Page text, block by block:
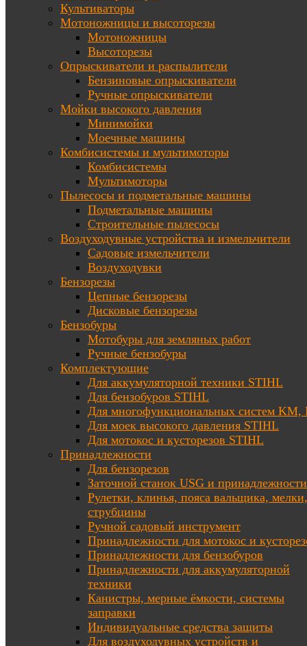
Культиваторы
Мотоножницы и высоторезы
Мотоножницы
Высоторезы
Опрыскиватели и распылители
Бензиновые опрыскиватели
Ручные опрыскиватели
Мойки высокого давления
Минимойки
Моечные машины
Комбисистемы и мультимоторы
Комбисистемы
Мультимоторы
Пылесосы и подметальные машины
Подметальные машины
Строительные пылесосы
Воздуходувные устройства и измельчители
Садовые измельчители
Воздуходувки
Бензорезы
Цепные бензорезы
Дисковые бензорезы
Бензобуры
Мотобуры для земляных работ
Ручные бензобуры
Комплектующие
Для аккумуляторной техники STIHL
Для бензобуров STIHL
Для многофункциональных систем KM,
Для моек высокого давления STIHL
Для мотокос и кусторезов STIHL
Принадлежности
Для бензорезов
Заточной станок USG и принадлежности
Рулетки, клинья, пояса вальщика, мелки,
струбцины
Ручной садовый инструмент
Принадлежности для мотокос и
Принадлежности для бензобуров
Принадлежности для аккумуляторной
техники
Канистры, мерные ёмкости, системы
заправки
Индивидуальные средства защиты
Для воздуходувных устройств и